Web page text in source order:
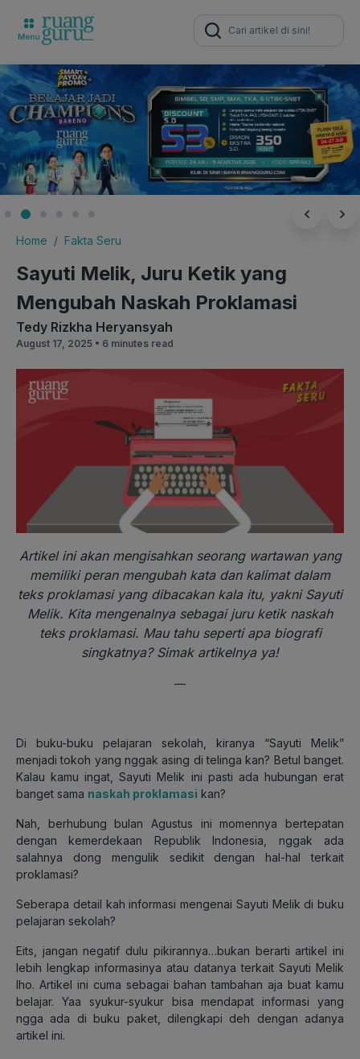
Search
for:
Home Fakta Seru
Sayuti Melik, Juru Ketik yang
Mengubah Naskah Proklamasi
Tedy Rizkha Heryansyah
August 17, 2025 • 6 minutes read
Artikel ini akan mengisahkan seorang wartawan yang
memiliki peran mengubah kata dan kalimat dalam
teks proklamasi yang dibacakan kala itu, yakni Sayuti
Melik. Kita mengenalnya sebagai juru ketik naskah
teks proklamasi. Mau tahu seperti apa biografi
singkatnya? Simak artikelnya ya!
—
Di buku-buku pelajaran sekolah, kiranya “Sayuti Melik”
menjadi tokoh yang nggak asing di telinga kan? Betul banget.
Kalau kamu ingat, Sayuti Melik ini pasti ada hubungan erat
banget sama naskah proklamasi kan?
Nah, berhubung bulan Agustus ini momennya bertepatan
dengan kemerdekaan Republik Indonesia, nggak ada
salahnya dong mengulik sedikit dengan hal-hal terkait
proklamasi?
Seberapa detail kah informasi mengenai Sayuti Melik di buku
pelajaran sekolah?
Eits, jangan negatif dulu pikirannya…bukan berarti artikel ini
lebih lengkap informasinya atau datanya terkait Sayuti Melik
lho. Artikel ini cuma sebagai bahan tambahan aja buat kamu
belajar. Yaa syukur-syukur bisa mendapat informasi yang
ngga ada di buku paket, dilengkapi deh dengan adanya
artikel ini.